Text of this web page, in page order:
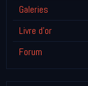
Galeries
Livre d'or
Forum